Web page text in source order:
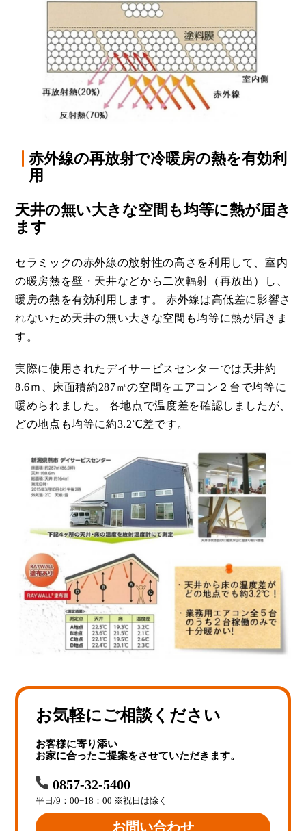
赤外線の再放射で冷暖房の熱を有効利
用
天井の無い大きな空間も均等に熱が届き
ます
セラミックの赤外線の放射性の高さを利用して、室内
の暖房熱を壁・天井などから二次輻射（再放出）し、
暖房の熱を有効利用します。 赤外線は高低差に影響さ
れないため天井の無い大きな空間も均等に熱が届きま
す。
実際に使用されたデイサービスセンターでは天井約
8.6ｍ、床面積約287㎡の空間をエアコン２台で均等に
暖められました。 各地点で温度差を確認しましたが、
どの地点も均等に約3.2℃差です。
お気軽にご相談ください
お客様に寄り添い
お家に合ったご提案をさせていただきます。
0857-32-5400
平日/9：00−18：00 ※祝日は除く
お問い合わせ